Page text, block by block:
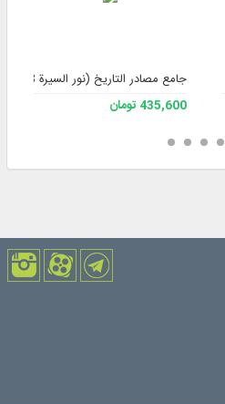
جامع مصادر التاريخ (نور السيرة 3)
435,600 تومان